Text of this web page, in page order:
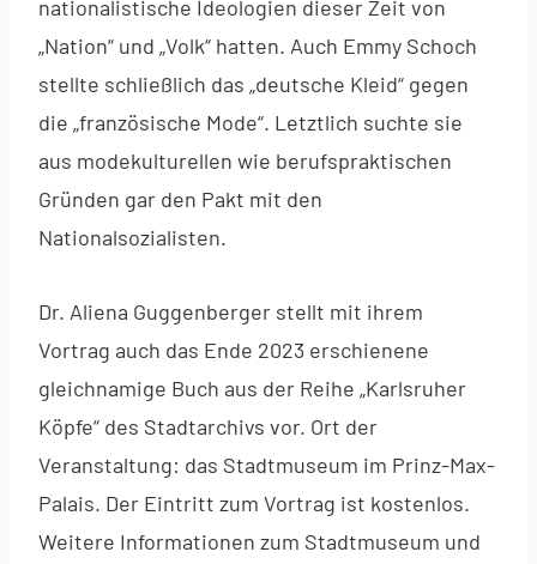
nationalistische Ideologien dieser Zeit von
„Nation“ und „Volk“ hatten. Auch Emmy Schoch
stellte schließlich das „deutsche Kleid“ gegen
die „französische Mode“. Letztlich suchte sie
aus modekulturellen wie berufspraktischen
Gründen gar den Pakt mit den
Nationalsozialisten.
Dr. Aliena Guggenberger stellt mit ihrem
Vortrag auch das Ende 2023 erschienene
gleichnamige Buch aus der Reihe „Karlsruher
Köpfe“ des Stadtarchivs vor. Ort der
Veranstaltung: das Stadtmuseum im Prinz-Max-
Palais. Der Eintritt zum Vortrag ist kostenlos.
Weitere Informationen zum Stadtmuseum und